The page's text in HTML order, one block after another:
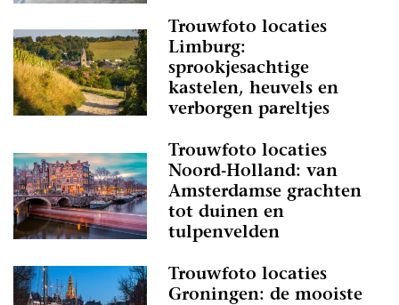
Trouwfoto locaties
Limburg:
sprookjesachtige
kastelen, heuvels en
verborgen pareltjes
Trouwfoto locaties
Noord-Holland: van
Amsterdamse grachten
tot duinen en
tulpenvelden
Trouwfoto locaties
Groningen: de mooiste